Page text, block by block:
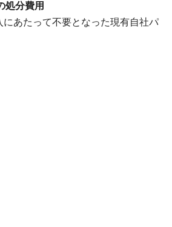
処分費用
あたって不要となった現有自社パ